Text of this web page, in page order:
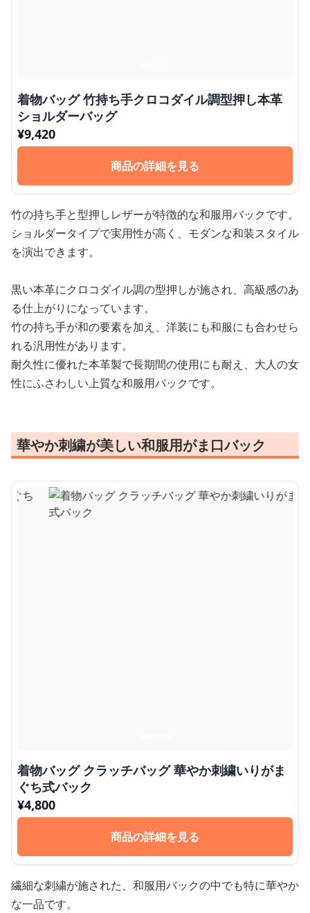
着物バッグ 竹持ち手クロコダイル調型押し本革
ショルダーバッグ
¥9,420
商品の詳細を見る
竹の持ち手と型押しレザーが特徴的な和服用バックです。
ショルダータイプで実用性が高く、モダンな和装スタイル
を演出できます。
黒い本革にクロコダイル調の型押しが施され、高級感のあ
る仕上がりになっています。
竹の持ち手が和の要素を加え、洋装にも和服にも合わせら
れる汎用性があります。
耐久性に優れた本革製で長期間の使用にも耐え、大人の女
性にふさわしい上質な和服用バックです。
華やか刺繍が美しい和服用がま口バック
着物バッグ クラッチバッグ 華やか刺繍いりがま
ぐち式バック
¥4,800
商品の詳細を見る
繊細な刺繍が施された、和服用バックの中でも特に華やか
な一品です。